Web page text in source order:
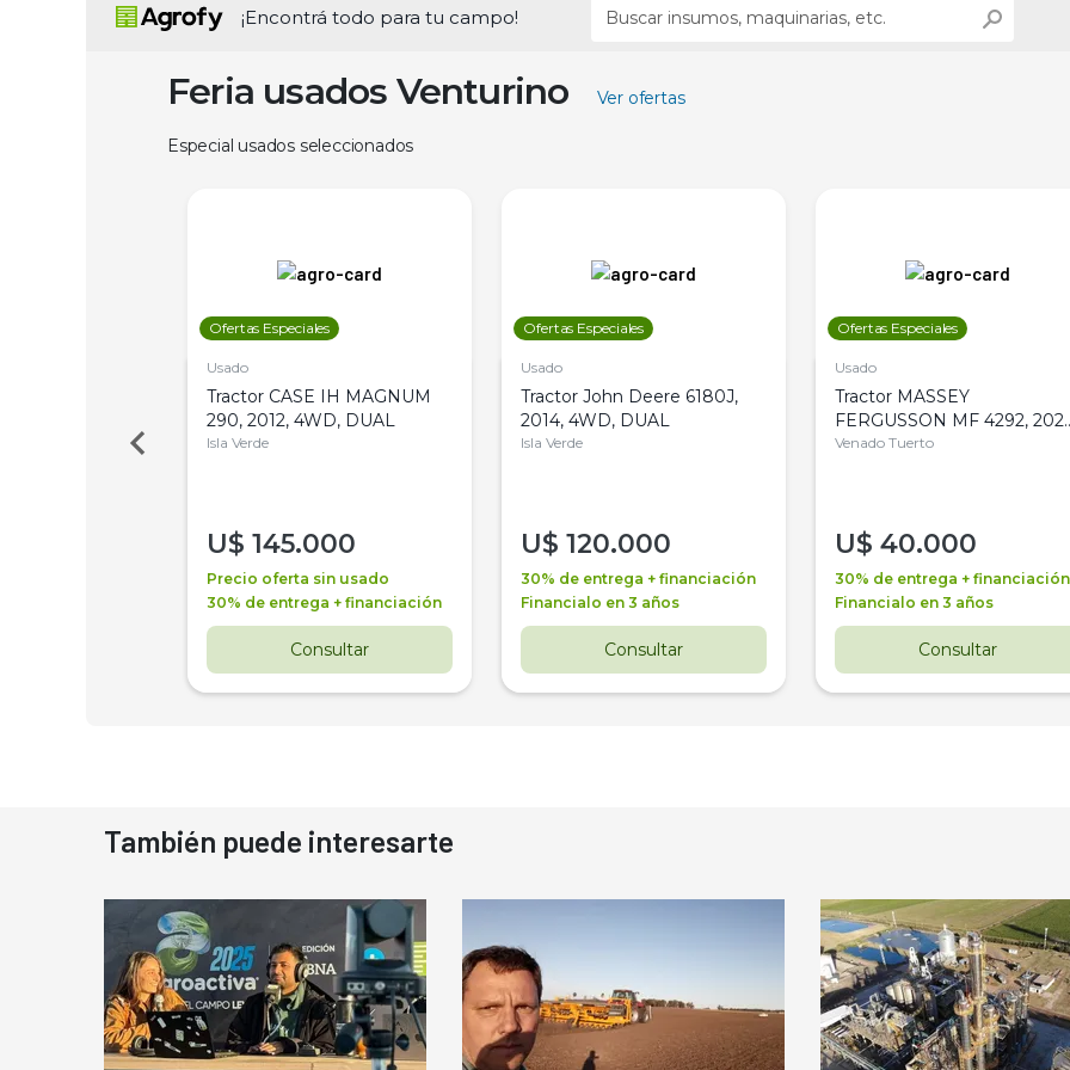
¡Encontrá todo para tu campo!
Feria usados Venturino Ver ofertas
Especial usados seleccionados
Ofertas Especiales
Usado
Tractor CASE IH MAGNUM
290, 2012, 4WD, DUAL
Isla Verde
U$ 145.000
Precio oferta sin usado
30% de entrega + financiación
Consultar
Ofertas Especiales
Usado
Tractor John Deere 6180J,
2014, 4WD, DUAL
Isla Verde
U$ 120.000
30% de entrega + financiación
Financialo en 3 años
Consultar
Ofertas Especiales
Usado
Tractor MASSEY
FERGUSSON MF 4292,
4WD, PATON
Venado Tuerto
U$ 40.000
30% de entrega + financiación
Financialo en 3 años
Consultar
También puede interesarte